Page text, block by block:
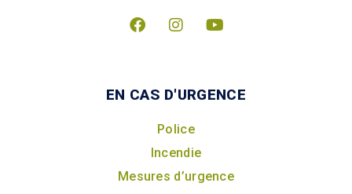
EN CAS D'URGENCE
Police
Incendie
Mesures d’urgence